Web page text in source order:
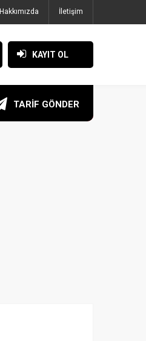
Hakkımızda İletişim
KAYIT OL
TARİF GÖNDER